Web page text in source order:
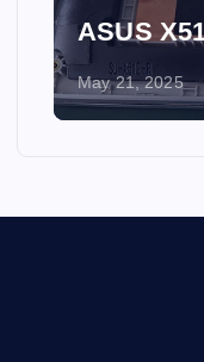
ASUS
May 21, 2025